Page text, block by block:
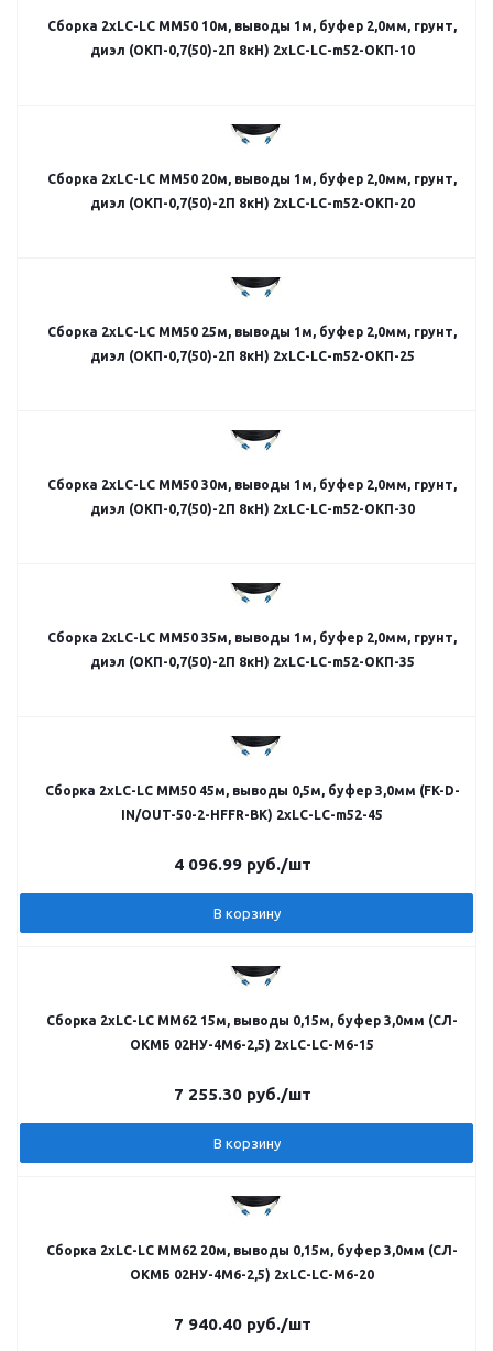
Сборка 2хLC-LC MM50 10м, выводы 1м, буфер 2,0мм, грунт,
диэл (ОКП-0,7(50)-2П 8кН) 2хLC-LC-m52-ОКП-10
Сборка 2хLC-LC MM50 20м, выводы 1м, буфер 2,0мм, грунт,
диэл (ОКП-0,7(50)-2П 8кН) 2хLC-LC-m52-ОКП-20
Сборка 2хLC-LC MM50 25м, выводы 1м, буфер 2,0мм, грунт,
диэл (ОКП-0,7(50)-2П 8кН) 2хLC-LC-m52-ОКП-25
Сборка 2хLC-LC MM50 30м, выводы 1м, буфер 2,0мм, грунт,
диэл (ОКП-0,7(50)-2П 8кН) 2хLC-LC-m52-ОКП-30
Сборка 2хLC-LC MM50 35м, выводы 1м, буфер 2,0мм, грунт,
диэл (ОКП-0,7(50)-2П 8кН) 2хLC-LC-m52-ОКП-35
Сборка 2хLC-LC MM50 45м, выводы 0,5м, буфер 3,0мм (FK-D-
IN/OUT-50-2-HFFR-BK) 2хLC-LC-m52-45
4 096.99 руб./шт
В корзину
Сборка 2хLC-LC MM62 15м, выводы 0,15м, буфер 3,0мм (СЛ-
ОКМБ 02НУ-4М6-2,5) 2хLC-LC-M6-15
7 255.30 руб./шт
В корзину
Сборка 2хLC-LC MM62 20м, выводы 0,15м, буфер 3,0мм (СЛ-
ОКМБ 02НУ-4М6-2,5) 2хLC-LC-M6-20
7 940.40 руб./шт